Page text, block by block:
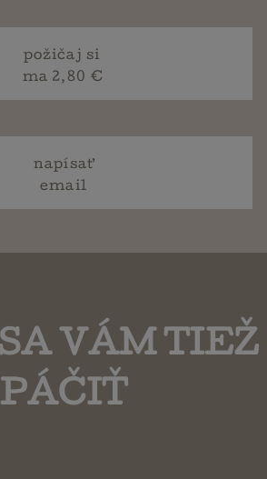
požičaj si
ma 2,80 €
napísať
email
VÁM TIEŽ
PÁČIŤ